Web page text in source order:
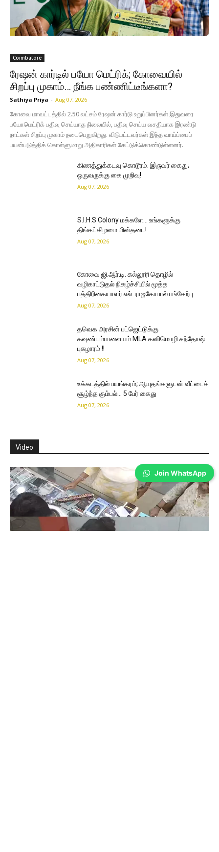
Coimbatore
ரேஷன் கார்டில் பயோ மெட்ரிக்; கோவையில்
சிறப்பு முகாம்… நீங்க பண்ணிட்டீங்களா?
Sathiya Priya - Aug 07, 2026
கோவை மாவட்டத்தில் 2.50 லட்சம் ரேஷன் கார்டு உறுப்பினர்கள் இதுவரை
பயோமெட்ரிக் பதிவு செய்யாத நிலையில், பதிவு செய்ய வசதியாக இரண்டு
நாட்கள் சிறப்பு முகாம் நடைபெறுகிறது. விடுபட்டவர்கள் இந்த வாய்ப்பைப்
பயன்படுத்திக் கொள்ளுமாறு அதிகாரிகள் கேட்டுக்கொண்டுள்ளனர்.
கிணத்துக்கடவு கொடூரம்: இருவர் கைது;
ஒருவருக்கு கை முறிவு!
Aug 07, 2026
S.I.H.S Colony மக்களே… உங்களுக்கு
திங்கட்கிழமை மின்தடை!
Aug 07, 2026
கோவை ஜி.ஆர்.டி. கல்லூரி தொழில்
வழிகாட்டுதல் நிகழ்ச்சியில் மூத்த
பத்திரிகையாளர் எல். ராஜகோபால் பங்கேற்பு
Aug 07, 2026
தவெக அரசின் பட்ஜெட்டுக்கு
கவுண்டம்பாளையம் MLA கனிமொழி சந்தோஷ்
புகழாரம் !!
Aug 07, 2026
உக்கடத்தில் பயங்கரம்; ஆயுதங்களுடன் வீட்டைச்
சூழ்ந்த கும்பல்… 5 பேர் கைது
Aug 07, 2026
Video
Join WhatsApp